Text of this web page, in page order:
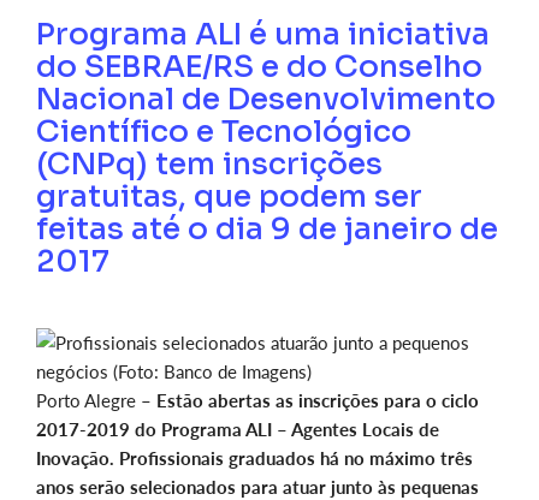
Programa ALI é uma iniciativa
do SEBRAE/RS e do Conselho
Nacional de Desenvolvimento
Científico e Tecnológico
(CNPq) tem inscrições
gratuitas, que podem ser
feitas até o dia 9 de janeiro de
2017
Porto Alegre – Estão abertas as inscrições para o ciclo
2017-2019 do Programa ALI – Agentes Locais de
Inovação. Profissionais graduados há no máximo três
anos serão selecionados para atuar junto às pequenas